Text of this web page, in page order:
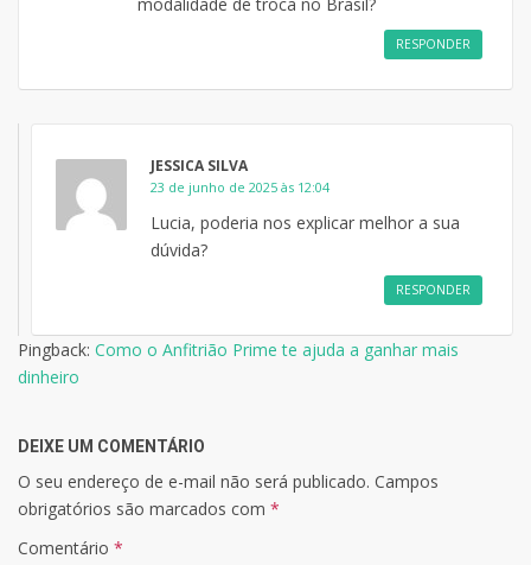
RESPONDER
JESSICA SILVA
23 de junho de 2025 às 12:04
Lucia, poderia nos explicar melhor a sua
dúvida?
RESPONDER
Pingback: Como o Anfitrião Prime te ajuda a ganhar mais
dinheiro
DEIXE UM COMENTÁRIO
O seu endereço de e-mail não será publicado. Campos
obrigatórios são marcados com *
Comentário *